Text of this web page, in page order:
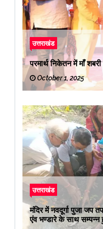
उत्तराखंड
परमार्थ निकेतन में माँ
October 1, 2025
उत्तराखंड
मंदिर में नवदूर्गा पुजा जप
एंव भण्डारे के साथ